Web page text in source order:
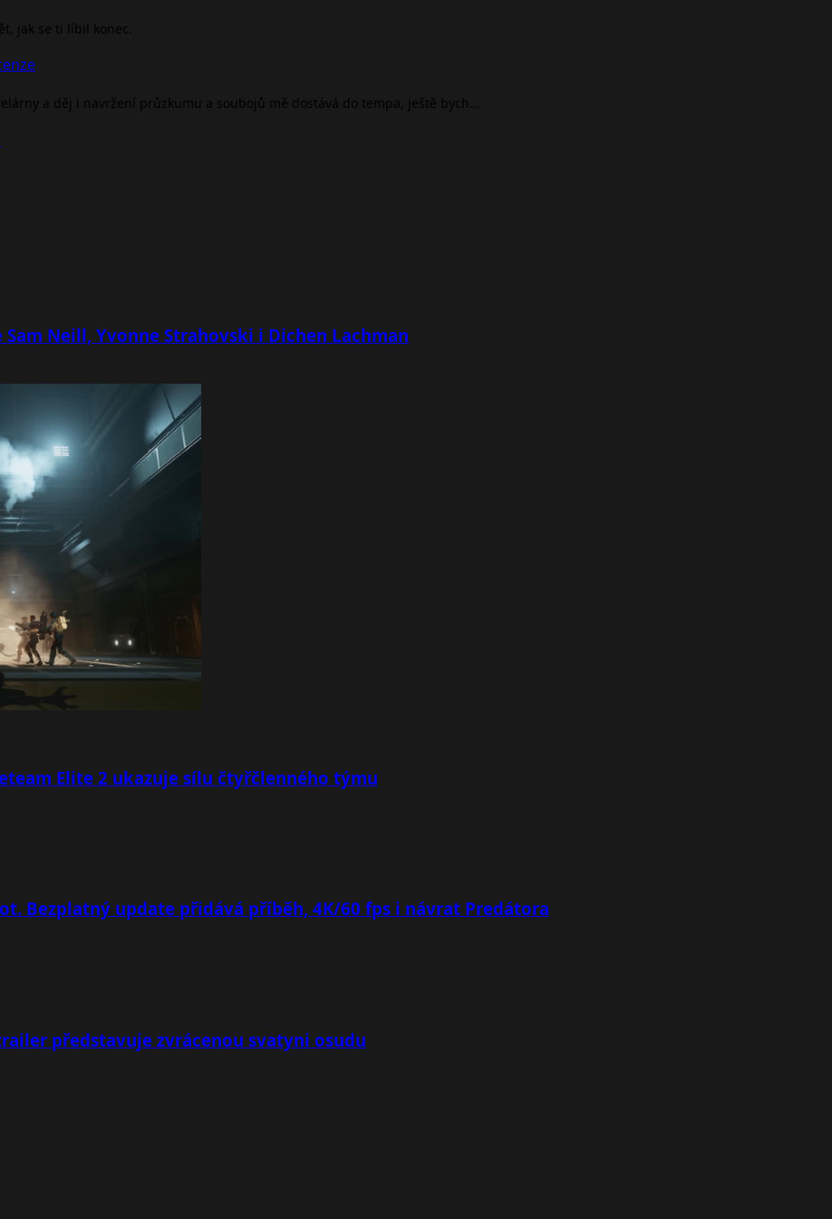
jak se ti líbil konec.
a děj i navržení průzkumu a soubojů mě dostává do tempa, ještě bych…
Neill, Yvonne Strahovski i Dichen Lachman
Elite 2 ukazuje sílu čtyřčlenného týmu
Bezplatný update přidává příběh, 4K/60 fps i návrat Predátora
představuje zvrácenou svatyni osudu